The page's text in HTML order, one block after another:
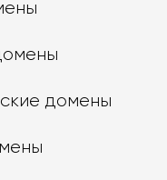
домены